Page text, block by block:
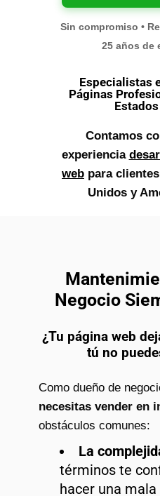
Sin compromiso •
25 años de
Especialistas
Páginas
Contamos
experiencia
web para
Unidos y
Negocio
¿Tu página web
tú no
Como dueño de
necesitas vender en
obstáculos comunes:
La
términos te
hacer una